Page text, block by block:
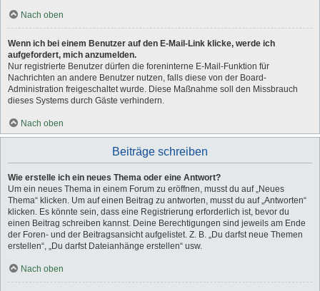
Nach oben
Wenn ich bei einem Benutzer auf den E-Mail-Link klicke, werde ich
aufgefordert, mich anzumelden.
Nur registrierte Benutzer dürfen die foreninterne E-Mail-Funktion für
Nachrichten an andere Benutzer nutzen, falls diese von der Board-
Administration freigeschaltet wurde. Diese Maßnahme soll den Missbrauch
dieses Systems durch Gäste verhindern.
Nach oben
Beiträge schreiben
Wie erstelle ich ein neues Thema oder eine Antwort?
Um ein neues Thema in einem Forum zu eröffnen, musst du auf „Neues
Thema“ klicken. Um auf einen Beitrag zu antworten, musst du auf „Antworten“
klicken. Es könnte sein, dass eine Registrierung erforderlich ist, bevor du
einen Beitrag schreiben kannst. Deine Berechtigungen sind jeweils am Ende
der Foren- und der Beitragsansicht aufgelistet. Z. B. „Du darfst neue Themen
erstellen“, „Du darfst Dateianhänge erstellen“ usw.
Nach oben